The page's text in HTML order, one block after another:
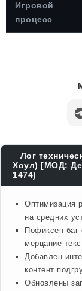
Игровой
процесс
Лог
Хоул) [МОД:
1474)
Оптимизация
на средних
Пофиксен
мерцание
Добавлен
контент
Обновлены